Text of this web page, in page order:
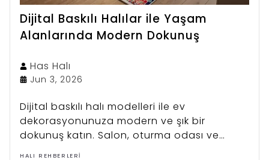
Dijital Baskılı Halılar ile Yaşam
Alanlarında Modern Dokunuş
Has Halı
Jun 3, 2026
Dijital baskılı halı modelleri ile ev
dekorasyonunuza modern ve şık bir
dokunuş katın. Salon, oturma odası ve
yatak odaları için özel tasarlanan modern
HALI REHBERLERI